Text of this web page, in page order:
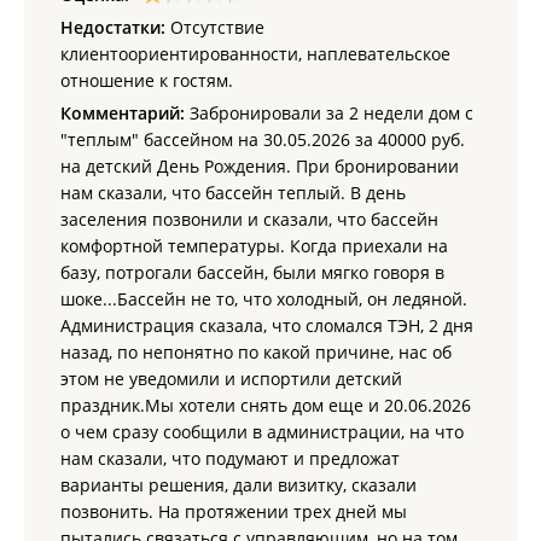
При заселении вносится возвратный залог наличными:
5000 - 10 000 руб. (необходимо уточнять у
Администратора).
Входной абонемент для дневного нахождения на
территории базы:
Взрослые и дети старше 12 лет - 400 руб.;
Дети до 12 лет, пенсионеры, участники СВО - от
300 руб.;
Дети до 6 лет - бесплатно.
Дополнительные платные услуги:
Организация квестов, увлекательных игр и мастер-
классов в любую погоду;
На протяжении летнего сезона с детьми работает
воспитатель-аниматор, ежедневно для детей
организуются квесты, увлекательные игры и мастер-
классы;
Предоставляются услуги няни;
Батут в летнее время;
Баня;
Экскурсии "Вечерний Владивосток", "Мариинка",
Недостатки: Отсутствие
клиентоориентированности, наплевательское
отношение к гостям.
Комментарий: Забронировали за 2 недели дом с
"теплым" бассейном на 30.05.2026 за 40000 руб.
на детский День Рождения. При бронировании
нам сказали, что бассейн теплый. В день
заселения позвонили и сказали, что бассейн
комфортной температуры. Когда приехали на
базу, потрогали бассейн, были мягко говоря в
шоке...Бассейн не то, что холодный, он ледяной.
Администрация сказала, что сломался ТЭН, 2 дня
назад, по непонятно по какой причине, нас об
этом не уведомили и испортили детский
праздник.Мы хотели снять дом еще и 20.06.2026
о чем сразу сообщили в администрации, на что
нам сказали, что подумают и предложат
варианты решения, дали визитку, сказали
позвонить. На протяжении трех дней мы